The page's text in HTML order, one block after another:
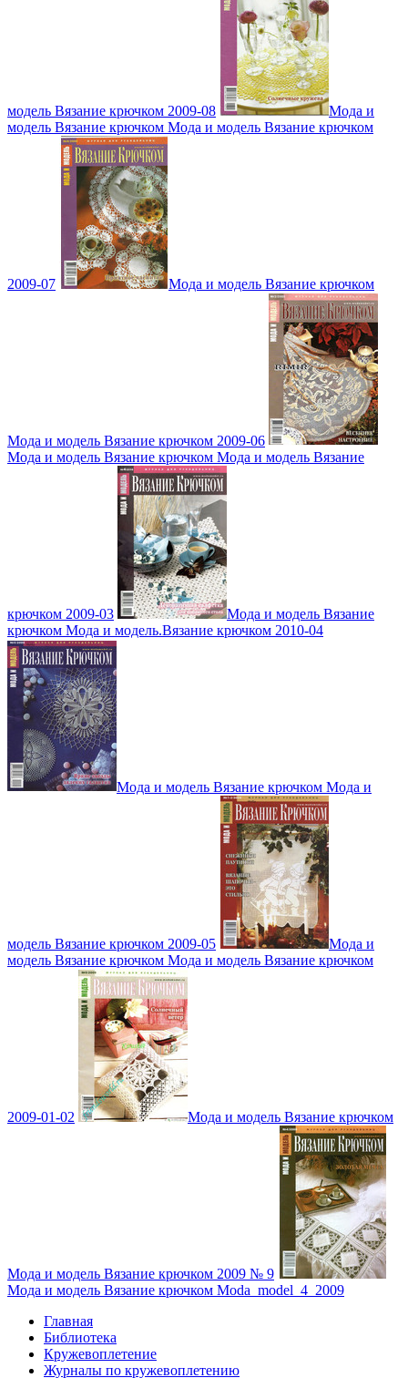
модель Вязание крючком 2009-08
Мода и
модель Вязание крючком Мода и модель Вязание крючком
2009-07 Мода и модель Вязание крючком
Мода и модель Вязание крючком 2009-06
Мода и модель Вязание крючком Мода и модель Вязание
крючком 2009-03
Мода и модель Вязание
крючком Мода и модель.Вязание крючком 2010-04
Мода и модель Вязание крючком Мода и
модель Вязание крючком 2009-05
Мода и
модель Вязание крючком Мода и модель Вязание крючком
2009-01-02 Мода и модель Вязание крючком
Мода и модель Вязание крючком 2009 № 9
Мода и модель Вязание крючком Moda_model_4_2009
Главная
Библиотека
Кружевоплетение
Журналы по кружевоплетению